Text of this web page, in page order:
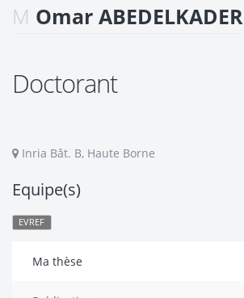
M Omar ABEDELKADER
Doctorant
Inria Bât. B, Haute Borne
Equipe(s)
EVREF
Ma thèse